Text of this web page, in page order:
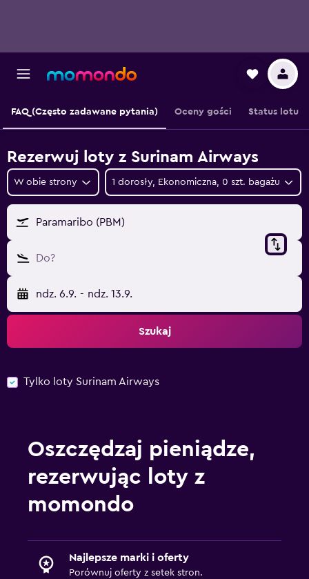
FAQ (Często zadawane pytania) Oceny gości Status lotu
Rezerwuj loty z Surinam Airways
W obie strony 1 dorosły, Ekonomiczna, 0 szt. bagażu
Paramaribo (PBM)
Do?
ndz. 6.9. - ndz. 13.9.
Szukaj
Tylko loty Surinam Airways
Oszczędzaj pieniądze,
rezerwując loty z
momondo
Najlepsze marki i oferty
Porównuj oferty z setek stron.